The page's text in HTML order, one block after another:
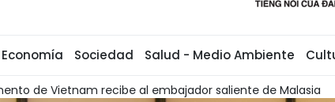
Economía Sociedad Salud - Medio Ambiente
apuestan por profundizar su Asociación Estratégica